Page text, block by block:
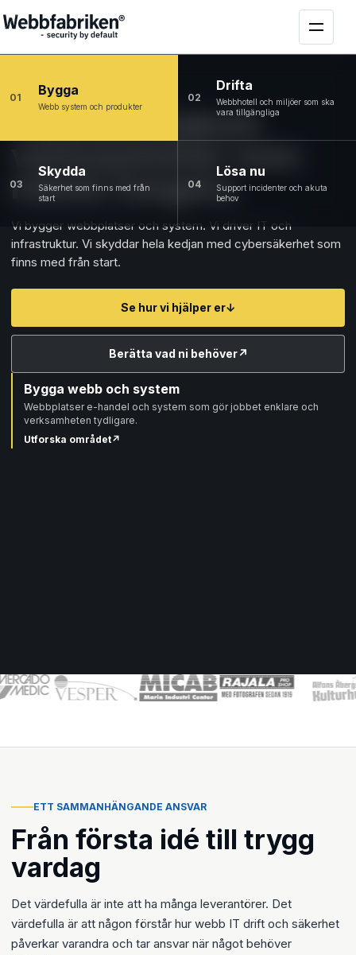
Tekniken bakom
verksamheter som
måste fungera
Vi bygger webbplatser och system. Vi driver IT och
infrastruktur. Vi skyddar hela kedjan med cybersäkerhet som
finns med från start.
Se hur vi hjälper er↓
Berätta vad ni behöver↗
Bygga webb och system
Webbplatser e-handel och system som gör jobbet enklare och
verksamheten tydligare.
Utforska området↗
01 Bygga
Webb system och produkter
02
Drifta
Webbhotell och miljöer som ska
vara tillgängliga
03
Skydda
Säkerhet som finns med från
start
04
Lösa nu
Support incidenter och akuta
behov
ETT SAMMANHÄNGANDE ANSVAR
Från första idé till trygg
vardag
Det värdefulla är inte att ha många leverantörer. Det
värdefulla är att någon förstår hur webb IT drift och säkerhet
påverkar varandra och tar ansvar när något behöver